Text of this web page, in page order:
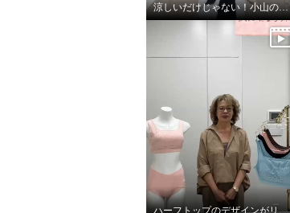
涼しいだけじゃない！小山のこだわり
ハーフトップのデザインがリニューアル！